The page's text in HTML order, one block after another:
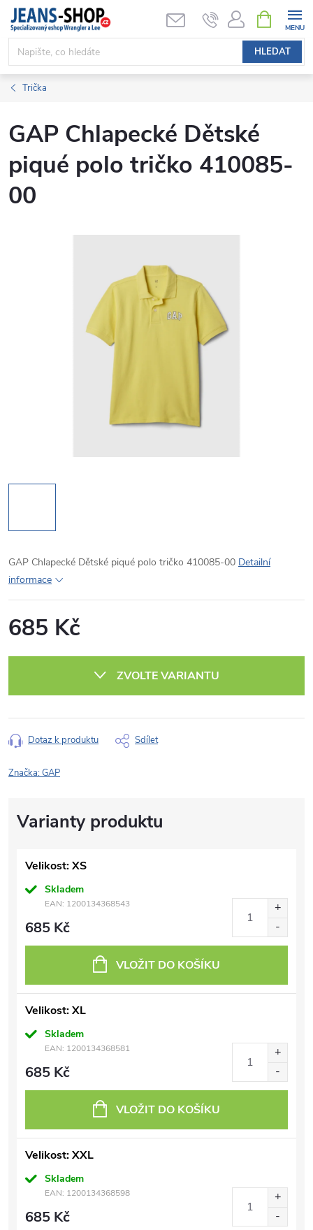
Přejít
obsah
HLEDAT
NÁKUPNÍ
KOŠÍK
Trička
GAP Chlapecké Dětské
piqué polo tričko 410085-
00
GAP Chlapecké Dětské piqué polo tričko 410085-00 Detailní
informace
685 Kč
ZVOLTE VARIANTU
Dotaz k produktu Sdílet
Značka:GAP
Velikost: XS
Skladem
EAN: 1200134368543
685 Kč
VLOŽIT DO KOŠÍKU
Velikost: XL
Skladem
EAN: 1200134368581
685 Kč
VLOŽIT DO KOŠÍKU
Velikost: XXL
Skladem
EAN: 1200134368598
685 Kč